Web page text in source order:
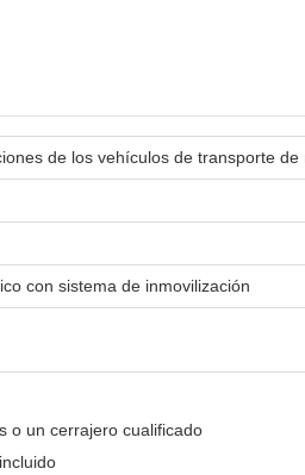
de los vehículos de transporte
con sistema de inmovilización
o un cerrajero cualificado